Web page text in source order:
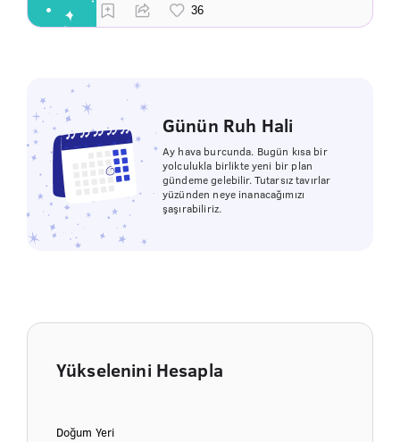
Günün Ruh Hali
Ay hava burcunda. Bugün kısa bir
yolculukla birlikte yeni bir plan
gündeme gelebilir. Tutarsız tavırlar
yüzünden neye inanacağımızı
şaşırabiliriz.
Yükselenini Hesapla
Doğum Yeri